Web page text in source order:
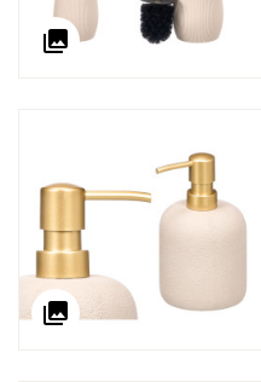
collections
collections